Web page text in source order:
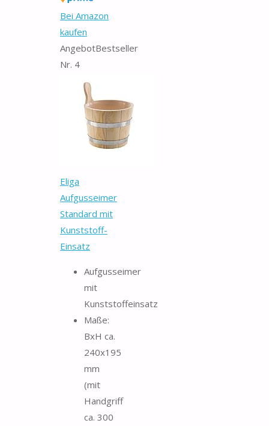
Bei Amazon
kaufen
AngebotBestseller
Nr. 4
Eliga
Aufgusseimer
Standard mit
Kunststoff-
Einsatz
Aufgusseimer
mit
Kunststoffeinsatz
Maße:
BxH ca.
240x195
mm
(mit
Handgriff
ca. 300